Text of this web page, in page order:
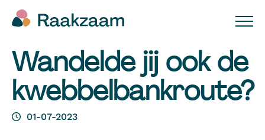
Wandelde jij ook de
kwebbelbankroute?
01-07-2023